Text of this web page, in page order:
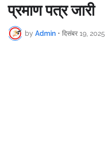
प्रमाण पत्र जारी
by Admin • दिसंबर 19, 2025